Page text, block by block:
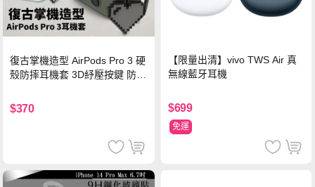
復古掌機造型 AirPods Pro 3 硬
殼防摔耳機套 3D紓壓按鍵 防開
$370
【限量出清】vivo TWS Air 真
無線藍牙耳機
$699
免運